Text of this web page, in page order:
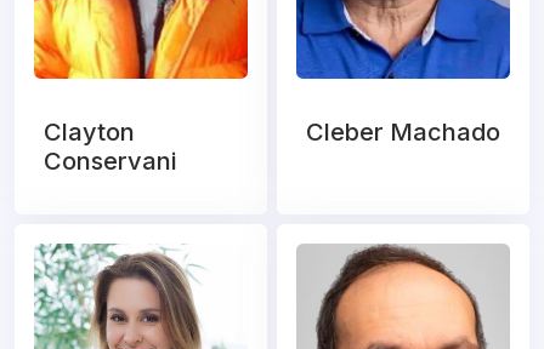
Clayton
Conservani
Cleber Machado